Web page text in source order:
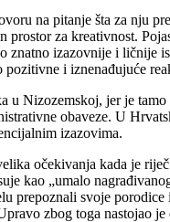
na pitanje šta za nju
za kreativnost.
znatno izazovnije i ličnije
i iznenađujuće
u Nizozemskoj, jer je
obaveze. U
izazovima.
očekivanja kada je
kao „umalo
prepoznali svoje porodice
zbog toga nastojao je